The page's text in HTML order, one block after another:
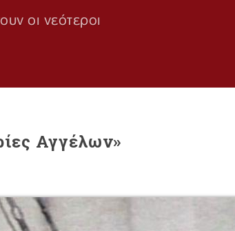
οι νεότεροι
Αγγέλων»